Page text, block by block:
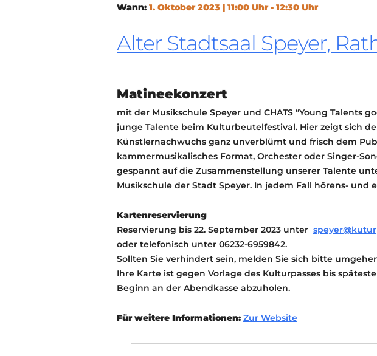
TRANSPARENZ
Wann: 1. Oktober 2023 | 11:00 Uhr - 12:30 Uhr
Alter Stadtsaal Speyer,
Matineekonzert
mit der Musikschule Speyer und CHATS “Young Talents
junge Talente beim Kulturbeutelfestival. Hier zeigt sich
Künstlernachwuchs ganz unverblümt und frisch dem
kammermusikalisches Format, Orchester oder Singer-
gespannt auf die Zusammenstellung unserer Talente
Musikschule der Stadt Speyer. In jedem Fall hörens- und
Kartenreservierung
Reservierung bis 22. September 2023 unter
oder telefonisch unter 06232-6959842.
Sollten Sie verhindert sein, melden Sie sich bitte
Ihre Karte ist gegen Vorlage des Kulturpasses bis
Beginn an der Abendkasse abzuholen.
Für weitere Informationen: Zur Website